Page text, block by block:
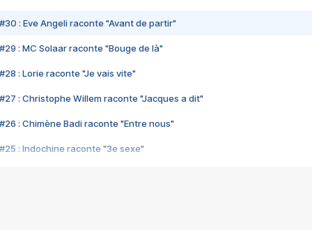
#30 : Eve Angeli raconte "Avant de partir"
#29 : MC Solaar raconte "Bouge de là"
#28 : Lorie raconte "Je vais vite"
#27 : Christophe Willem raconte "Jacques a dit"
#26 : Chimène Badi raconte "Entre nous"
#25 : Indochine raconte "3e sexe"